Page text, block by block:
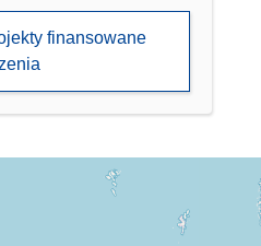
finansowane